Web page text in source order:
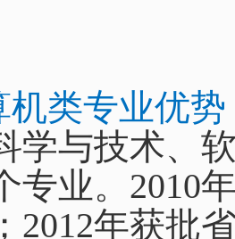
机类专业优势
学与技术、
专业。 2010
2012年获批